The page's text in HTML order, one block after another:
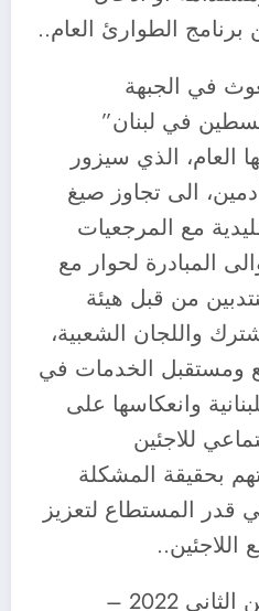
الطوارئ العام..
في الجبهة
في لبنان”
العام، الذي سيزور
الى تجاوز صيغ
مع المرجعيات
المبادرة لحوار مع
من قبل هيئة
واللجان الشعبية،
ومستقبل الخدمات في
وانعكاسها على
للاجئين
بحقيقة المشكلة
قدر المستطاع لتعزيز